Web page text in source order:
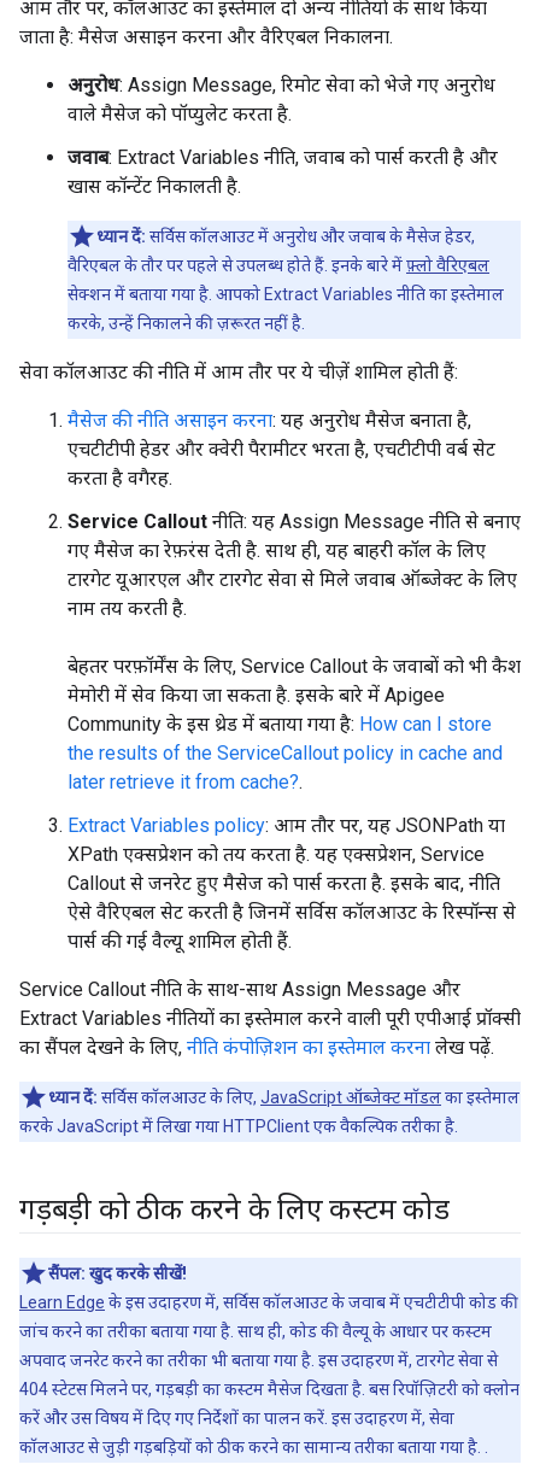
आम तौर पर, कॉलआउट का इस्तेमाल दो अन्य नीतियों के साथ किया
जाता है: मैसेज असाइन करना और वैरिएबल निकालना.
अनुरोध: Assign Message, रिमोट सेवा को भेजे गए अनुरोध
वाले मैसेज को पॉप्युलेट करता है.
जवाब: Extract Variables नीति, जवाब को पार्स करती है और
खास कॉन्टेंट निकालती है.
ध्यान दें: सर्विस कॉलआउट में अनुरोध और जवाब के मैसेज हेडर,
वैरिएबल के तौर पर पहले से उपलब्ध होते हैं. इनके बारे मेंफ़्लो वैरिएबल
सेक्शन में बताया गया है. आपको Extract Variables नीति का इस्तेमाल
करके, उन्हें निकालने की ज़रूरत नहीं है.
सेवा कॉलआउट की नीति में आम तौर पर ये चीज़ें शामिल होती हैं:
मैसेज की नीति असाइन करना: यह अनुरोध मैसेज बनाता है,
एचटीटीपी हेडर और क्वेरी पैरामीटर भरता है, एचटीटीपी वर्ब सेट
करता है वगैरह.
Service Callout नीति: यह Assign Message नीति से बनाए
गए मैसेज का रेफ़रंस देती है. साथ ही, यह बाहरी कॉल के लिए
टारगेट यूआरएल और टारगेट सेवा से मिले जवाब ऑब्जेक्ट के लिए
नाम तय करती है.
बेहतर परफ़ॉर्मेंस के लिए, Service Callout के जवाबों को भी कैश
मेमोरी में सेव किया जा सकता है. इसके बारे में Apigee
Community के इस थ्रेड में बताया गया है: How can I store
the results of the ServiceCallout policy in cache and
later retrieve it from cache?.
Extract Variables policy: आम तौर पर, यह JSONPath या
XPath एक्सप्रेशन को तय करता है. यह एक्सप्रेशन, Service
Callout से जनरेट हुए मैसेज को पार्स करता है. इसके बाद, नीति
ऐसे वैरिएबल सेट करती है जिनमें सर्विस कॉलआउट के रिस्पॉन्स से
पार्स की गई वैल्यू शामिल होती हैं.
Service Callout नीति के साथ-साथ Assign Message और
Extract Variables नीतियों का इस्तेमाल करने वाली पूरी एपीआई प्रॉक्सी
का सैंपल देखने के लिए, नीति कंपोज़िशन का इस्तेमाल करना लेख पढ़ें.
ध्यान दें: सर्विस कॉलआउट के लिए, JavaScript ऑब्जेक्ट मॉडलका इस्तेमाल
करके JavaScript में लिखा गया HTTPClient एक वैकल्पिक तरीका है.
गड़बड़ी को ठीक करने के लिए कस्टम कोड
सैंपल: खुद करके सीखें!
Learn Edge के इस उदाहरण में, सर्विस कॉलआउट के जवाब में एचटीटीपी कोड की
जांच करने का तरीका बताया गया है. साथ ही, कोड की वैल्यू के आधार पर कस्टम
अपवाद जनरेट करने का तरीका भी बताया गया है. इस उदाहरण में, टारगेट सेवा से
404 स्टेटस मिलने पर, गड़बड़ी का कस्टम मैसेज दिखता है. बस रिपॉज़िटरी को क्लोन
करें और उस विषय में दिए गए निर्देशों का पालन करें. इस उदाहरण में, सेवा
कॉलआउट से जुड़ी गड़बड़ियों को ठीक करने का सामान्य तरीका बताया गया है. .